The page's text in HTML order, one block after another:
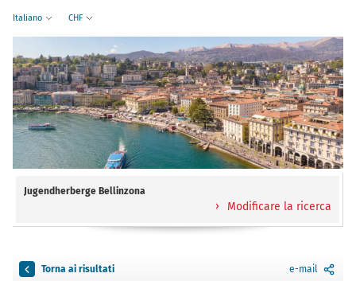
Italiano CHF
Jugendherberge Bellinzona
Modificare la ricerca
Torna ai risultati e-mail